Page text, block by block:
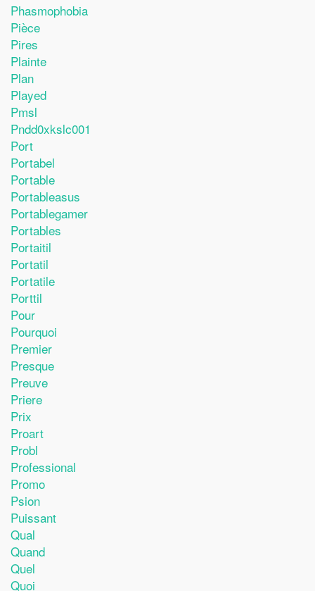
Phasmophobia
Pièce
Pires
Plainte
Plan
Played
Pmsl
Pndd0xkslc001
Port
Portabel
Portable
Portableasus
Portablegamer
Portables
Portaitil
Portatil
Portatile
Porttil
Pour
Pourquoi
Premier
Presque
Preuve
Priere
Prix
Proart
Probl
Professional
Promo
Psion
Puissant
Qual
Quand
Quel
Quoi